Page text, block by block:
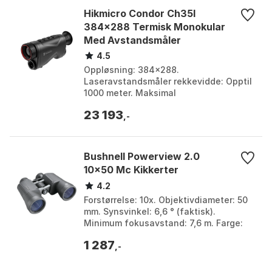
138,2 × 68,4 × 212,4 mm
Vekt
Justerbar
60–70 mm
Hikmicro Condor Ch35l
384x288 Termisk Monokular
Med Avstandsmåler
4.5
Oppløsning: 384x288.
Laseravstandsmåler rekkevidde: Opptil
1000 meter. Maksimal
Batteritid: Opptil 4.5 timer kontinuerlig
23 193 ,-
Bushnell Powerview 2.0
10x50 Mc Kikkerter
4.2
Forstørrelse: 10x. Objektivdiameter: 50
mm. Synsvinkel: 6,6 ° (faktisk).
Minimum fokusavstand: 7,6 m. Farge:
1 287 ,-